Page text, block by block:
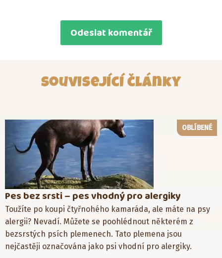
Související články
OBLÍBENÉ
Pes bez srsti – pes vhodný pro alergiky
Toužíte po koupi čtyřnohého kamaráda, ale máte na psy
alergii? Nevadí. Můžete se poohlédnout některém z
bezsrstých psích plemenech. Tato plemena jsou
nejčastěji označována jako psi vhodní pro alergiky.